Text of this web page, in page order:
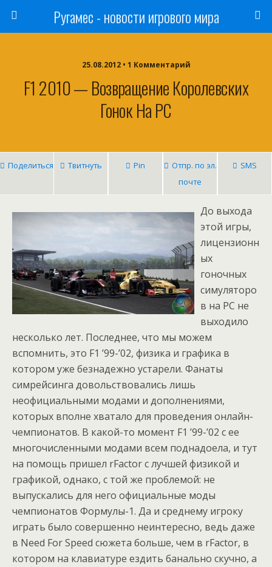
Ругамес - новости игрового мира
25.08.2012 • 1 Комментарий
F1 2010 — Возвращение Королевских
Гонок На PC
Поделиться Твитнуть Pin
Отпр. по эл.
почте
SMS
До выхода
этой игры,
лицензионн
ых
гоночных
симуляторо
в на PC не
выходило
несколько лет. Последнее, что мы можем
вспомнить, это F1 ’99-’02, физика и графика в
котором уже безнадежно устарели. Фанаты
симрейсинга довольствовались лишь
неофициальными модами и дополнениями,
которых вполне хватало для проведения онлайн-
чемпионатов. В какой-то момент F1 ’99-’02 с ее
многочисленными модами всем поднадоела, и тут
на помощь пришел rFactor с лучшей физикой и
графикой, однако, с той же проблемой: не
выпускались для него официальные моды
чемпионатов Формулы-1. Да и среднему игроку
играть было совершенно неинтересно, ведь даже
в Need For Speed сюжета больше, чем в rFactor, в
котором на клавиатуре ездить банально скучно, а